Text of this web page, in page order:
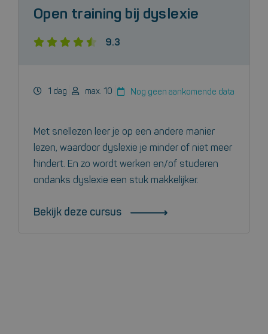
Open training bij dyslexie
9.3
1 dag max. 10 Nog geen aankomende data
Met snellezen leer je op een andere manier
lezen, waardoor dyslexie je minder of niet meer
hindert. En zo wordt werken en/of studeren
ondanks dyslexie een stuk makkelijker.
Bekijk deze cursus